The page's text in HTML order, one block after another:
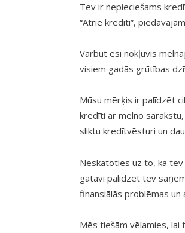
Tev ir nepieciešams
“Atrie krediti”,
Varbūt esi nokļuvis
visiem gadās grūtības
Mūsu mērķis ir palīdzēt
kredīti ar melno
sliktu kredītvēsturi un
Neskatoties uz to, ka
gatavi palīdzēt tev
finansiālās problēmas un
Mēs tiešām vēlamies, lai